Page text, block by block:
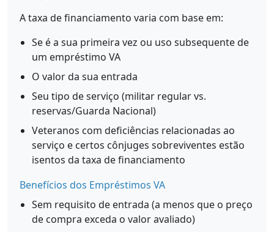
A taxa de financiamento varia com base em:
Se é a sua primeira vez ou uso subsequente de
um empréstimo VA
O valor da sua entrada
Seu tipo de serviço (militar regular vs.
reservas/Guarda Nacional)
Veteranos com deficiências relacionadas ao
serviço e certos cônjuges sobreviventes estão
isentos da taxa de financiamento
Benefícios dos Empréstimos VA
Sem requisito de entrada (a menos que o preço
de compra exceda o valor avaliado)